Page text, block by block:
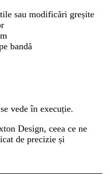
sau modificări greșite
bandă
vede în execuție.
Design, ceea ce ne
de precizie și